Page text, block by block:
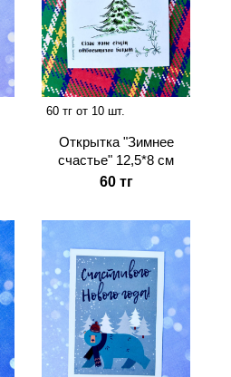
60 тг от 10 шт.
Открытка "Зимнее
счастье" 12,5*8 см
60 тг